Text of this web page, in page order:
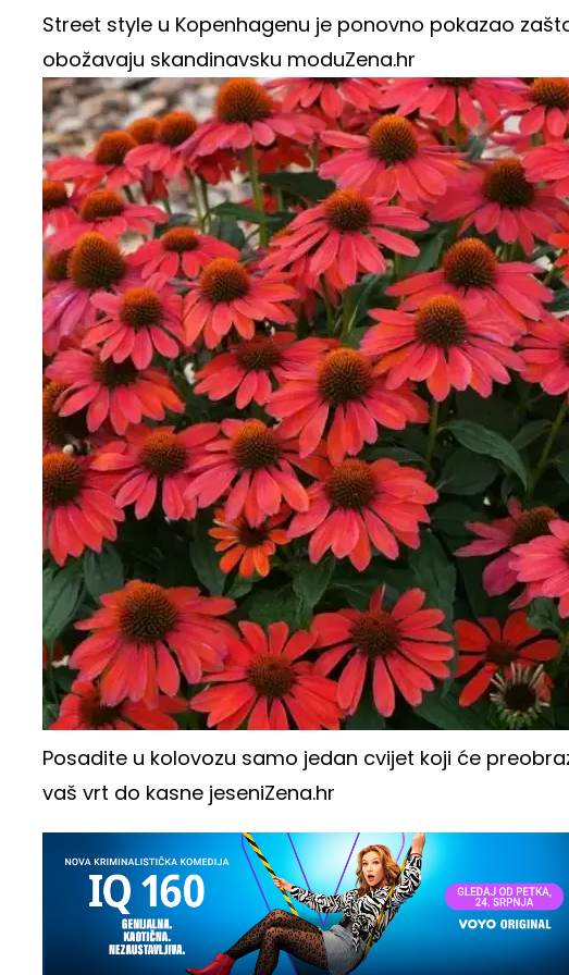
Street style u Kopenhagenu je ponovno pokazao
obožavaju skandinavsku moduZena.hr
Posadite u kolovozu samo jedan cvijet koji će
vaš vrt do kasne jeseniZena.hr